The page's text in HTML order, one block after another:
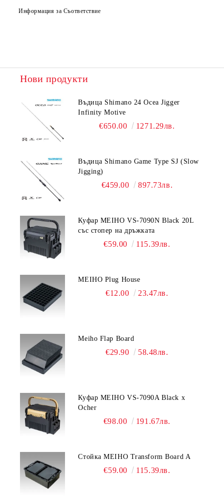
Информация за Съответствие
Нови продукти
Въдица Shimano 24 Ocea Jigger
Infinity Motive
€650.00 1271.29лв.
Въдица Shimano Game Type SJ (Slow
Jigging)
€459.00 897.73лв.
Куфар MEIHO VS-7090N Black 20L
със стопер на дръжката
€59.00 115.39лв.
MEIHO Plug House
€12.00 23.47лв.
Meiho Flap Board
€29.90 58.48лв.
Куфар MEIHO VS-7090A Black x
Ocher
€98.00 191.67лв.
Стойка MEIHO Transform Board A
€59.00 115.39лв.